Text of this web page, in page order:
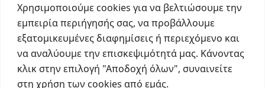
Χρησιμοποιούμε cookies για να βελτιώσουμε την
εμπειρία περιήγησής σας, να προβάλλουμε
εξατομικευμένες διαφημίσεις ή περιεχόμενο και
να αναλύουμε την επισκεψιμότητά μας. Κάνοντας
κλικ στην επιλογή "Αποδοχή όλων", συναινείτε
στη χρήση των cookies από εμάς.
Social